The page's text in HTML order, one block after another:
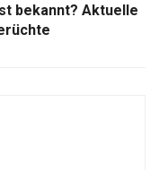
bekannt? Aktuelle